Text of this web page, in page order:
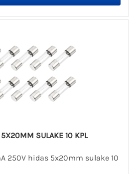
SULAKE 10 KPL
250V hidas 5x20mm sulake 10